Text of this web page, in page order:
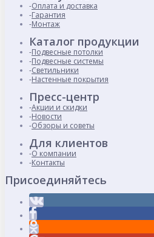
Оплата и доставка
Гарантия
Монтаж
Каталог продукции
Подвесные потолки
Подвесные системы
Светильники
Настенные покрытия
Пресс-центр
Акции и скидки
Новости
Обзоры и советы
Для клиентов
О компании
Контакты
Присоединяйтесь